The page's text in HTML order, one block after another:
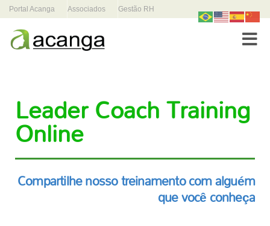
Portal Acanga Associados Gestão RH
Leader Coach Training
Online
Compartilhe nosso treinamento com alguém
que você conheça